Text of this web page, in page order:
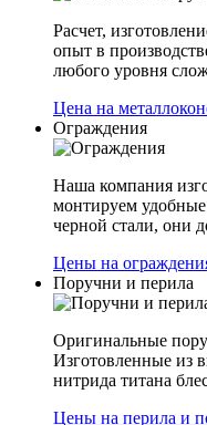
Расчет,
опыт в
любого уровня
Цена на
Ограждения
Наша компания
монтируем
черной стали, они
Цены на
Поручни и перила
Оригинальные
Изготовленные из
нитрида титана
Цены на перила и